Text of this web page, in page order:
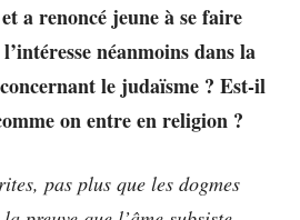
a renoncé jeune à se faire
néanmoins dans la
le judaïsme ? Est-il
on entre en religion ?
pas plus que les dogmes